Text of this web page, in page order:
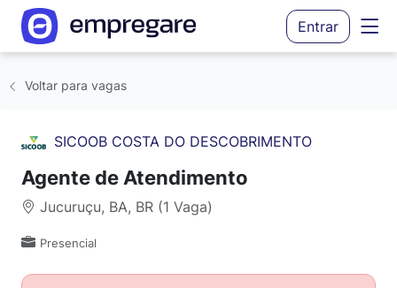
Entrar
Voltar para vagas
SICOOB COSTA DO DESCOBRIMENTO
Agente de Atendimento
Jucuruçu, BA, BR (1 Vaga)
Presencial